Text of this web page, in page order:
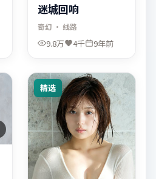
迷城回响
奇幻 · 线路
9.8万 4千 9年前
精选